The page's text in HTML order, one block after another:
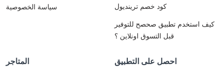
سياسة الخصوصية
كود خصم ترينديول
كيف استخدم تطبيق صحصح للتوفير
قبل التسوق اونلاين ؟
المتاجر احصل على التطبيق